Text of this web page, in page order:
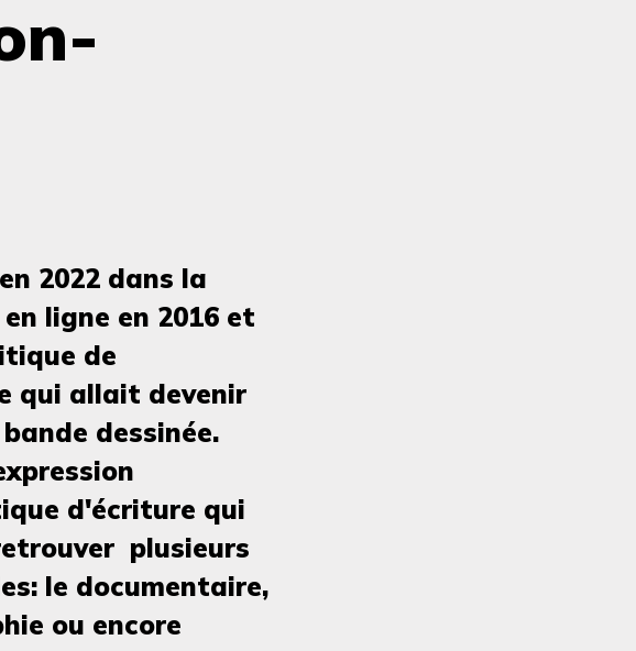
2022 dans la
ligne en 2016 et
de
qui allait devenir
dessinée.
d'écriture qui
plusieurs
le documentaire,
ou encore